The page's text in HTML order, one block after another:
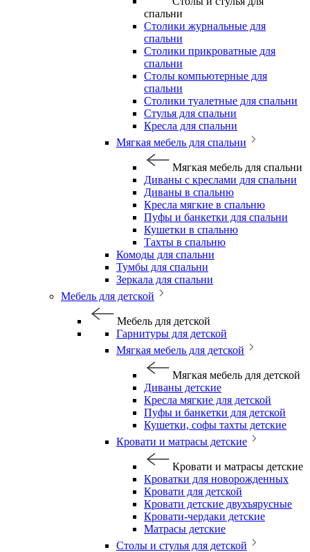
спальни
Столики журнальные для
спальни
Столики прикроватные для
спальни
Столы компьютерные для
спальни
Столики туалетные для спальни
Стулья для спальни
Кресла для спальни
Мягкая мебель для спальни
Мягкая мебель для спальни
Диваны с креслами для спальни
Диваны в спальню
Кресла мягкие в спальню
Пуфы и банкетки для спальни
Кушетки в спальню
Тахты в спальню
Комоды для спальни
Тумбы для спальни
Зеркала для спальни
Мебель для детской
Мебель для детской
Гарнитуры для детской
Мягкая мебель для детской
Мягкая мебель для детской
Диваны детские
Кресла мягкие для детской
Пуфы и банкетки для детской
Кушетки, софы тахты детские
Кровати и матрасы детские
Кровати и матрасы детские
Кроватки для новорожденных
Кровати для детской
Кровати детские двухъярусные
Кровати-чердаки детские
Матрасы детские
Столы и стулья для детской